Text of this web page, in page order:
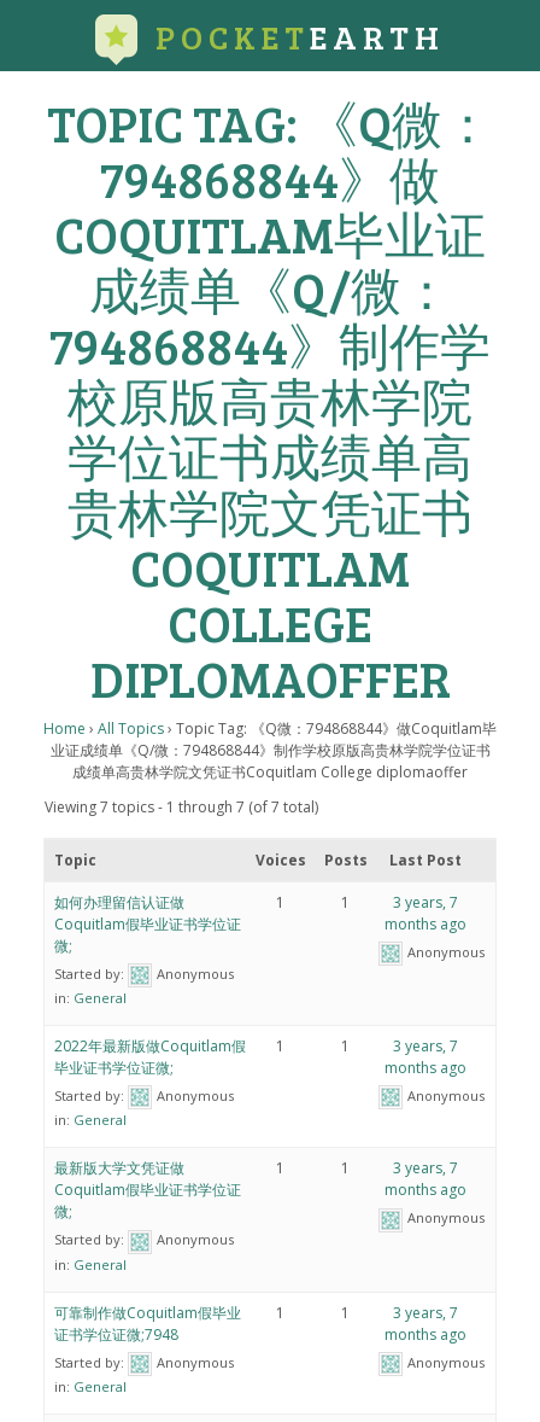
POCKETEARTH
TOPIC TAG: 《Q微：
794868844》做
COQUITLAM毕业证
成绩单《Q/微：
794868844》制作学
校原版高贵林学院
学位证书成绩单高
贵林学院文凭证书
COQUITLAM
COLLEGE
DIPLOMAOFFER
Home › All Topics› Topic Tag: 《Q微：794868844》做Coquitlam毕
业证成绩单《Q/微：794868844》制作学校原版高贵林学院学位证书
成绩单高贵林学院文凭证书Coquitlam College diplomaoffer
Viewing 7 topics - 1 through 7 (of 7 total)
Topic Voices Posts Last Post
如何办理留信认证做
Coquitlam假毕业证书学位证
微;
Started by:
Anonymous
in: General
1 1
3 years, 7
months ago
Anonymous
2022年最新版做Coquitlam假
毕业证书学位证微;
Started by:
Anonymous
in: General
1 1
3 years, 7
months ago
Anonymous
最新版大学文凭证做
Coquitlam假毕业证书学位证
微;
Started by:
Anonymous
in: General
1 1
3 years, 7
months ago
Anonymous
可靠制作做Coquitlam假毕业
证书学位证微;7948
Started by:
Anonymous
in: General
1 1
3 years, 7
months ago
Anonymous